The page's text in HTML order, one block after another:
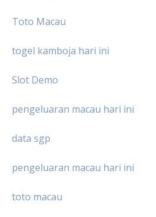
Toto Macau
togel kamboja hari ini
Slot Demo
pengeluaran macau hari ini
data sgp
pengeluaran macau hari ini
toto macau